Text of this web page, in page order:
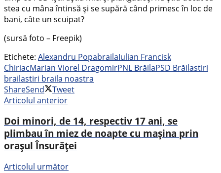
stea cu mâna întinsă și se supără când primesc în loc de
bani, câte un scuipat?
(sursă foto – Freepik)
Etichete: Alexandru PopabrailaIulian Francisk
ChiriacMarian Viorel DragomirPNL BrăilaPSD Brăilastiri
brailastiri braila noastra
ShareSend
Tweet
Articolul anterior
Doi minori, de 14, respectiv 17 ani, se
plimbau în miez de noapte cu mașina prin
orașul Însurăței
Articolul următor